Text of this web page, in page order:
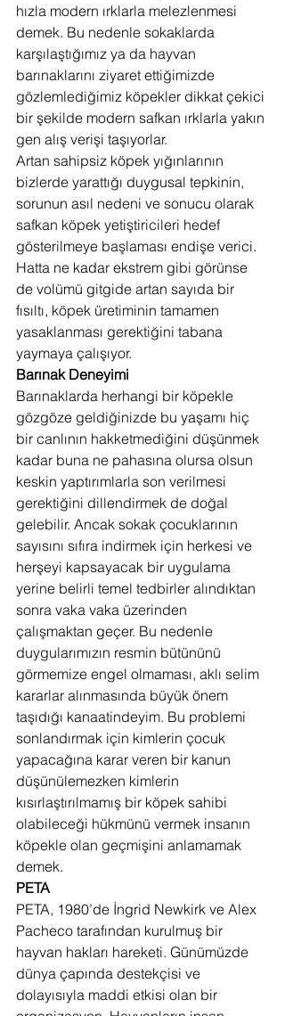
hızla modern ırklarla melezlenmesi
demek. Bu nedenle sokaklarda
karşılaştığımız ya da hayvan
barınaklarını ziyaret ettiğimizde
gözlemlediğimiz köpekler dikkat çekici
bir şekilde modern safkan ırklarla yakın
gen alış verişi taşıyorlar.
Artan sahipsiz köpek yığınlarının
bizlerde yarattığı duygusal tepkinin,
sorunun asıl nedeni ve sonucu olarak
safkan köpek yetiştiricileri hedef
gösterilmeye başlaması endişe verici.
Hatta ne kadar ekstrem gibi görünse
de volümü gitgide artan sayıda bir
fısıltı, köpek üretiminin tamamen
yasaklanması gerektiğini tabana
yaymaya çalışıyor.
Barınak Deneyimi
Barınaklarda herhangi bir köpekle
gözgöze geldiğinizde bu yaşamı hiç
bir canlının hakketmediğini düşünmek
kadar buna ne pahasına olursa olsun
keskin yaptırımlarla son verilmesi
gerektiğini dillendirmek de doğal
gelebilir. Ancak sokak çocuklarının
sayısını sıfıra indirmek için herkesi ve
herşeyi kapsayacak bir uygulama
yerine belirli temel tedbirler alındıktan
sonra vaka vaka üzerinden
çalışmaktan geçer. Bu nedenle
duygularımızın resmin bütününü
görmemize engel olmaması, aklı selim
kararlar alınmasında büyük önem
taşıdığı kanaatindeyim. Bu problemi
sonlandırmak için kimlerin çocuk
yapacağına karar veren bir kanun
düşünülemezken kimlerin
kısırlaştırılmamış bir köpek sahibi
olabileceği hükmünü vermek insanın
köpekle olan geçmişini anlamamak
demek.
PETA
PETA, 1980’de İngrid Newkirk ve Alex
Pacheco tarafından kurulmuş bir
hayvan hakları hareketi. Günümüzde
dünya çapında destekçisi ve
dolayısıyla maddi etkisi olan bir